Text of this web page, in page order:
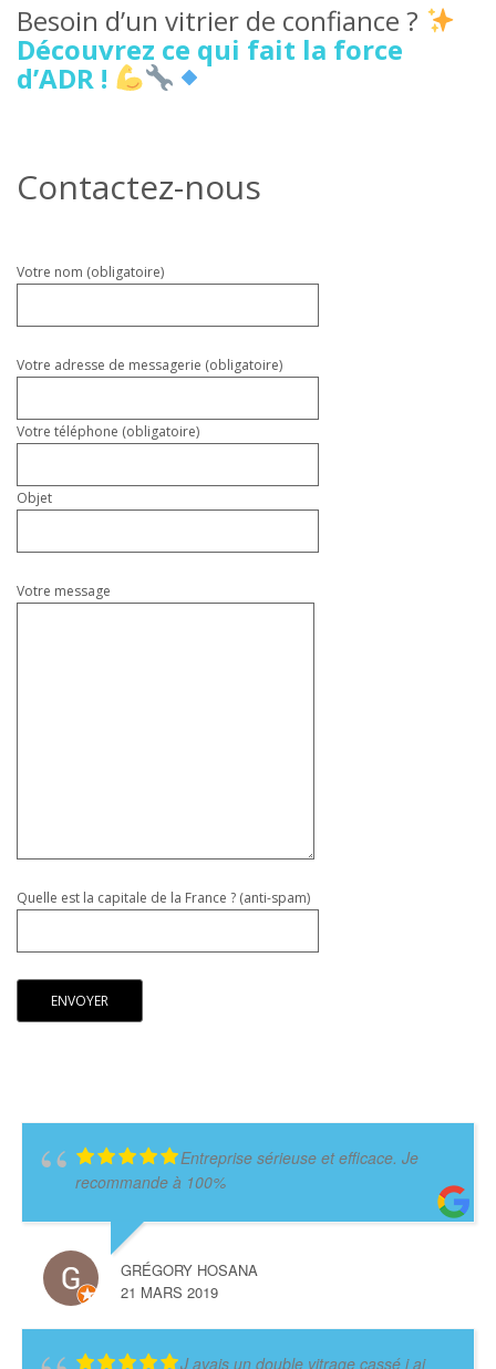
Besoin d’un vitrier de confiance ?
Découvrez ce qui fait la force
d’ADR !
Contactez-nous
Veuillez
vide.
Votre nom (obligatoire)
Votre adresse de messagerie (obligatoire)
Votre téléphone (obligatoire)
Objet
Votre message
Quelle est la capitale de la France ? (anti-spam)
Entreprise sérieuse et efficace. Je
recommande à 100%
GRÉGORY HOSANA
21 MARS 2019
J avais un double vitrage cassé j ai